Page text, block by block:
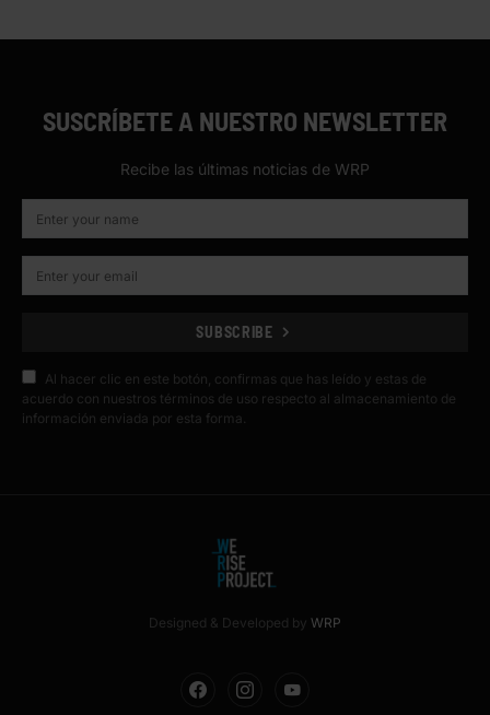
SUSCRÍBETE A NUESTRO NEWSLETTER
Recibe las últimas noticias de WRP
SUBSCRIBE
Al hacer clic en este botón, confirmas que has leído y estas de
acuerdo con nuestros términos de uso respecto al almacenamiento de
información enviada por esta forma.
Designed & Developed by WRP